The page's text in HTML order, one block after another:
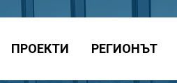
ПРОЕКТИ РЕГИОНЪТ